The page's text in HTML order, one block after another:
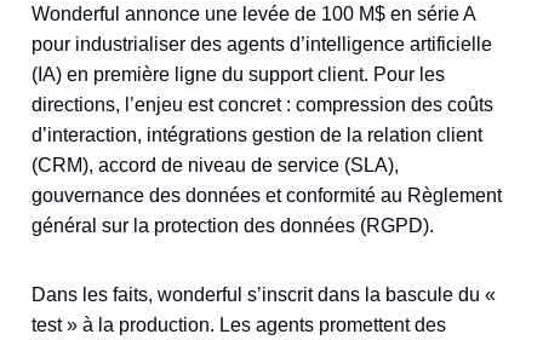
Wonderful annonce une levée de 100 M$ en série A
pour industrialiser des agents d’intelligence artificielle
(IA) en première ligne du support client. Pour les
directions, l’enjeu est concret : compression des coûts
d’interaction, intégrations gestion de la relation client
(CRM), accord de niveau de service (SLA),
gouvernance des données et conformité au Règlement
général sur la protection des données (RGPD).
Dans les faits, wonderful s’inscrit dans la bascule du «
test » à la production. Les agents promettent des